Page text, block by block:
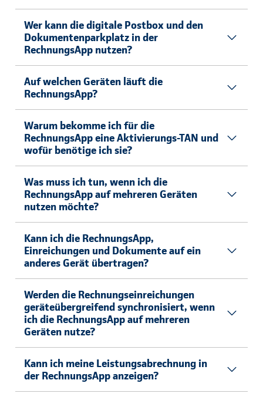
Wer kann die digitale Postbox und den
Dokumentenparkplatz in der
RechnungsApp nutzen?
Auf welchen Geräten läuft die
RechnungsApp?
Warum bekomme ich für die
RechnungsApp eine Aktivierungs-TAN und
wofür benötige ich sie?
Was muss ich tun, wenn ich die
RechnungsApp auf mehreren Geräten
nutzen möchte?
Kann ich die RechnungsApp,
Einreichungen und Dokumente auf ein
anderes Gerät übertragen?
Werden die Rechnungseinreichungen
geräteübergreifend synchronisiert, wenn
ich die RechnungsApp auf mehreren
Geräten nutze?
Kann ich meine Leistungsabrechnung in
der RechnungsApp anzeigen?